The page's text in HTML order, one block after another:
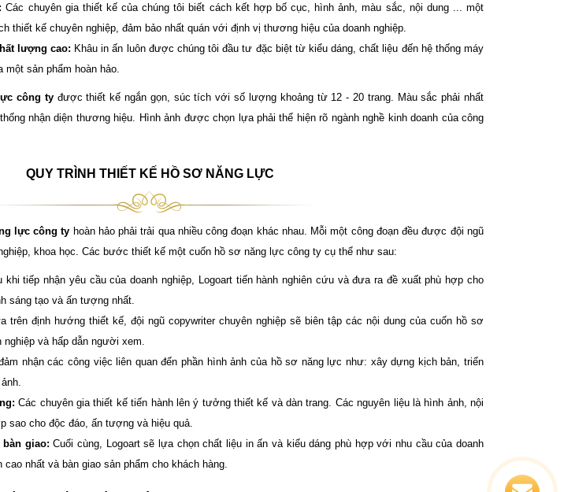
Các chuyên gia thiết kế của chúng tôi biết cách kết hợp bố cục, hình ảnh, màu sắc, nội dung ... một
thiết kế chuyên nghiệp, đảm bảo nhất quán với định vị thương hiệu của doanh nghiệp.
lượng cao: Khâu in ấn luôn được chúng tôi đầu tư đặc biệt từ kiểu dáng, chất liệu đến hệ thống máy
một sản phẩm hoàn hảo.
công tyđược thiết kế ngắn gọn, súc tích với số lượng khoảng từ 12 - 20 trang. Màu sắc phải nhất
nhận diện thương hiệu. Hình ảnh được chọn lựa phải thể hiện rõ ngành nghề kinh doanh của công
QUY TRÌNH THIẾT KẾ HỒ SƠ NĂNG LỰC
lực công ty hoàn hảo phải trải qua nhiều công đoạn khác nhau. Mỗi một công đoạn đều được đội ngũ
khoa học. Các bước thiết kế một cuốn hồ sơ năng lực công ty cụ thể như sau:
khi tiếp nhận yêu cầu của doanh nghiệp, Logoart tiến hành nghiên cứu và đưa ra đề xuất phù hợp cho
sáng tạo và ấn tượng nhất.
trên định hướng thiết kế, đội ngũ copywriter chuyên nghiệp sẽ biên tập các nội dung của cuốn hồ sơ
và hấp dẫn người xem.
nhận các công việc liên quan đến phần hình ảnh của hồ sơ năng lực như: xây dựng kịch bản, triển
Các chuyên gia thiết kế tiến hành lên ý tưởng thiết kế và dàn trang. Các nguyên liệu là hình ảnh, nội
sao cho độc đáo, ấn tượng và hiệu quả.
bàn giao: Cuối cùng, Logoart sẽ lựa chọn chất liệu in ấn và kiểu dáng phù hợp với nhu cầu của doanh
nhất và bàn giao sản phẩm cho khách hàng.